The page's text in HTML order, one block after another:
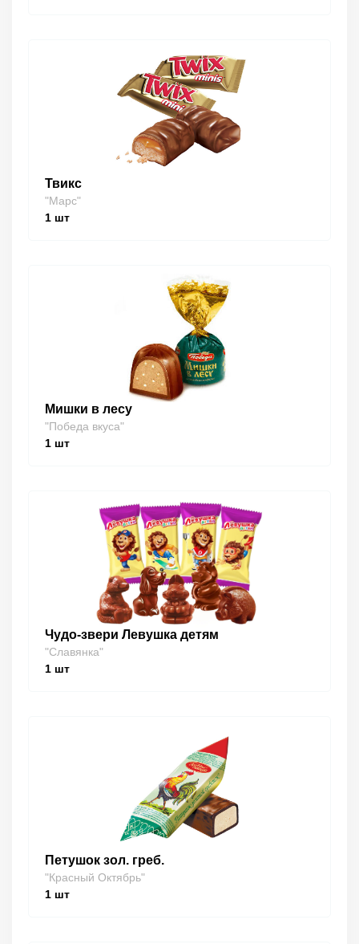
Твикс
"Марс"
1 шт
Мишки в лесу
"Победа вкуса"
1 шт
Чудо-звери Левушка детям
"Славянка"
1 шт
Петушок зол. греб.
"Красный Октябрь"
1 шт